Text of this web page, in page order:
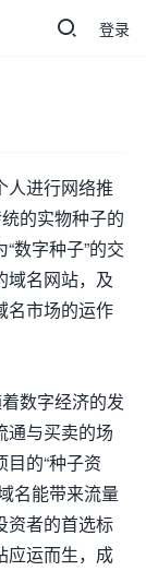
登录
人进行网络推
的实物种子的
数字种子”的交
域名网站，及
名市场的运作
数字经济的发
通与买卖的场
的“种子资
名能带来流量
资者的首选标
应运而生，成